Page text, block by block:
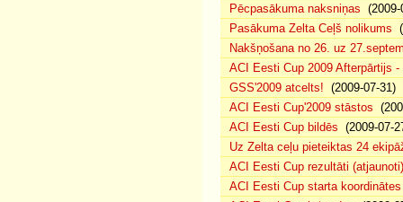
Pēcpasākuma naksniņas (2009-
Pasākuma Zelta Ceļš nolikums
Nakšņošana no 26. uz
ACI Eesti Cup 2009 Afterpārtijs -
GSS'2009 atcelts! (2009-07-31)
ACI Eesti Cup'2009 stāstos
ACI Eesti Cup bildēs (2009-07-
Uz Zelta ceļu pieteiktas 24
ACI Eesti Cup rezultāti (atjaunoti)
ACI Eesti Cup starta koordinātes